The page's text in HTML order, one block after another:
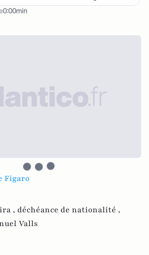
0:00min
Figaro
, déchéance de nationalité ,
Valls